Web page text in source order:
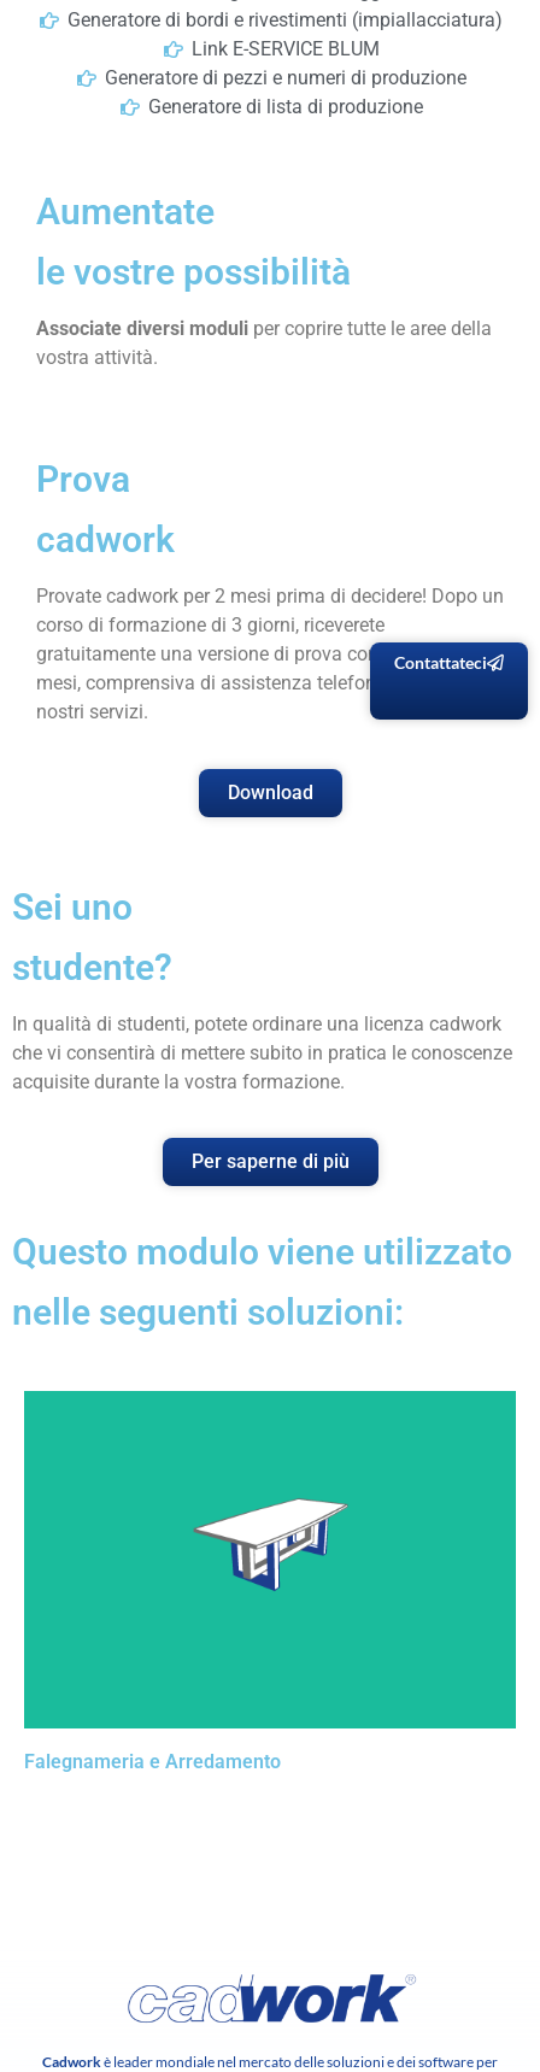
Contattateci
Generatore di bordi e rivestimenti (impiallacciatura)
Link E-SERVICE BLUM
Generatore di pezzi e numeri di produzione
Generatore di lista di produzione
Prova
cadwork
Provate cadwork per 2 mesi prima di decidere! Dopo un
corso di formazione di 3 giorni, riceverete
gratuitamente una versione di prova completa di 2
mesi, comprensiva di assistenza telefonica e di tutti i
nostri servizi.
Download
Aumentate
le vostre possibilità
Associate diversi moduli per coprire tutte le aree della
vostra attività.
Sei uno
studente?
In qualità di studenti, potete ordinare una licenza cadwork
che vi consentirà di mettere subito in pratica le conoscenze
acquisite durante la vostra formazione.
Per saperne di più
Questo modulo viene utilizzato
nelle seguenti soluzioni:
Da un lato, uno strumento di progettazione gratuito,
dall'altro, la possibilità di configurare e disegnare
automaticamente i vostri mobili standard,
combinando velocità e creatività.
Falegnameria e Arredamento
Cadwork è leader mondiale nel mercato delle soluzioni e dei software per